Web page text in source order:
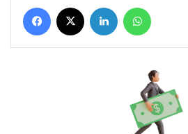
Facebook Linkedin